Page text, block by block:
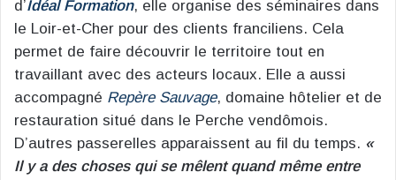
d’Idéal Formation, elle organise des séminaires dans
le Loir-et-Cher pour des clients franciliens. Cela
permet de faire découvrir le territoire tout en
travaillant avec des acteurs locaux. Elle a aussi
accompagné Repère Sauvage, domaine hôtelier et de
restauration situé dans le Perche vendômois.
D’autres passerelles apparaissent au fil du temps. «
Il y a des choses qui se mêlent quand même entre